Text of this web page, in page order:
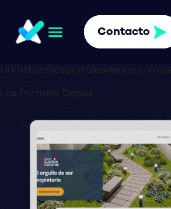
Contacto
Url: https://
Los Portales Depas